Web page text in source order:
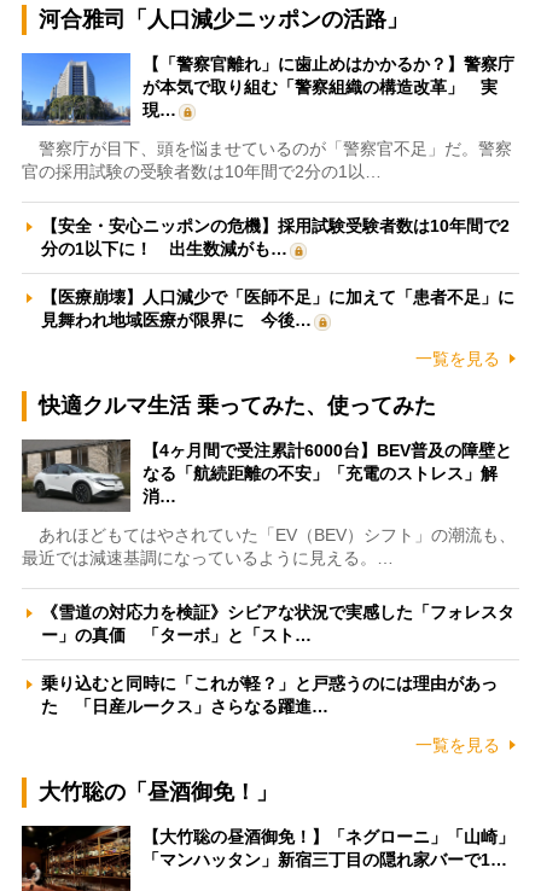
河合雅司「人口減少ニッポンの活路」
【「警察官離れ」に歯止めはかかるか？】警察庁
が本気で取り組む「警察組織の構造改革」 実
現…
警察庁が目下、頭を悩ませているのが「警察官不足」だ。警察
官の採用試験の受験者数は10年間で2分の1以…
【安全・安心ニッポンの危機】採用試験受験者数は10年間で2
分の1以下に！ 出生数減がも…
【医療崩壊】人口減少で「医師不足」に加えて「患者不足」に
見舞われ地域医療が限界に 今後…
一覧を見る
快適クルマ生活 乗ってみた、使ってみた
【4ヶ月間で受注累計6000台】BEV普及の障壁と
なる「航続距離の不安」「充電のストレス」解
消…
あれほどもてはやされていた「EV（BEV）シフト」の潮流も、
最近では減速基調になっているように見える。…
《雪道の対応力を検証》シビアな状況で実感した「フォレスタ
ー」の真価 「ターボ」と「スト…
乗り込むと同時に「これが軽？」と戸惑うのには理由があっ
た 「日産ルークス」さらなる躍進…
一覧を見る
大竹聡の「昼酒御免！」
【大竹聡の昼酒御免！】「ネグローニ」「山崎」
「マンハッタン」新宿三丁目の隠れ家バーで1…